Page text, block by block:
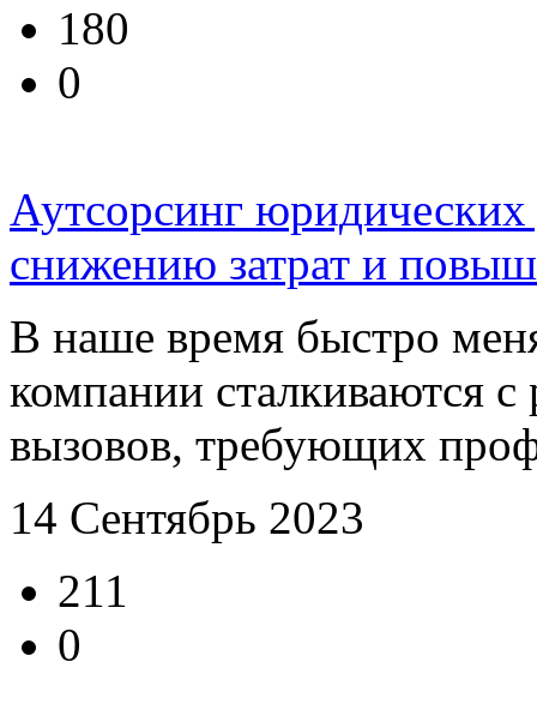
180
0
Аутсорсинг
снижению затрат и
В наше время быстро
компании сталкиваются
вызовов, требующих
14 Сентябрь 2023
211
0